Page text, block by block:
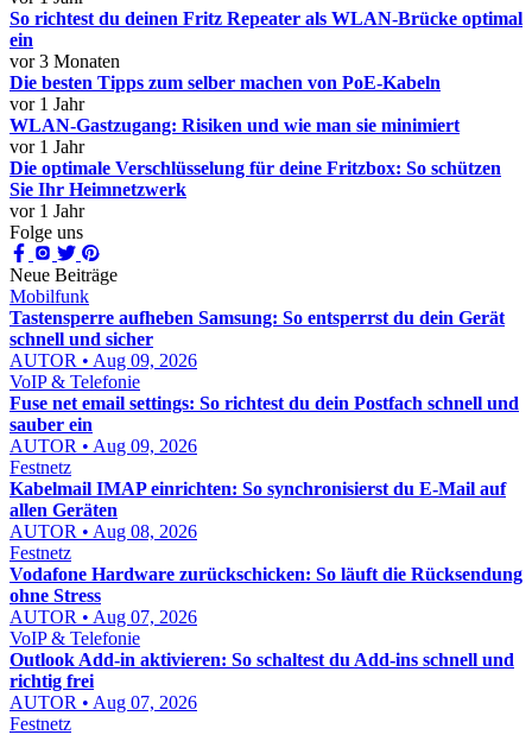
So richtest du deinen Fritz Repeater als WLAN-Brücke optimal
ein
vor 3 Monaten
Die besten Tipps zum selber machen von PoE-Kabeln
vor 1 Jahr
WLAN-Gastzugang: Risiken und wie man sie minimiert
vor 1 Jahr
Die optimale Verschlüsselung für deine Fritzbox: So schützen
Sie Ihr Heimnetzwerk
vor 1 Jahr
Folge uns
Neue Beiträge
Mobilfunk
Tastensperre aufheben Samsung: So entsperrst du dein Gerät
schnell und sicher
AUTOR • Aug 09, 2026
VoIP & Telefonie
Fuse net email settings: So richtest du dein Postfach schnell und
sauber ein
AUTOR • Aug 09, 2026
Festnetz
Kabelmail IMAP einrichten: So synchronisierst du E-Mail auf
allen Geräten
AUTOR • Aug 08, 2026
Festnetz
Vodafone Hardware zurückschicken: So läuft die Rücksendung
ohne Stress
AUTOR • Aug 07, 2026
VoIP & Telefonie
Outlook Add-in aktivieren: So schaltest du Add-ins schnell und
richtig frei
AUTOR • Aug 07, 2026
Festnetz